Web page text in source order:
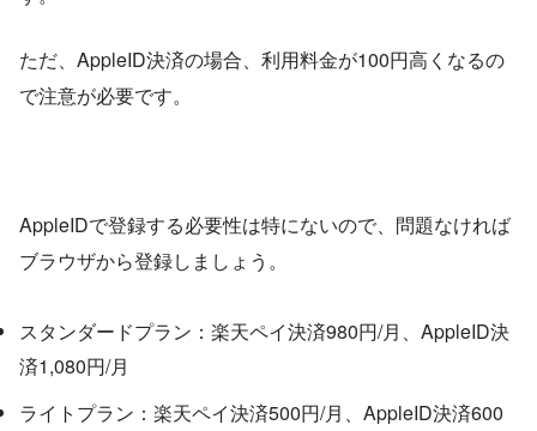
ただ、AppleID決済の場合、利用料金が100円高くなるの
で注意が必要です。
AppleIDで登録する必要性は特にないので、問題なければ
ブラウザから登録しましょう。
スタンダードプラン：楽天ペイ決済980円/月、AppleID決
済1,080円/月
ライトプラン：楽天ペイ決済500円/月、AppleID決済600